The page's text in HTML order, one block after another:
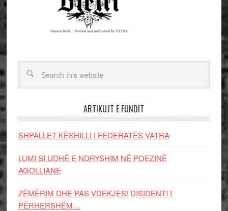
ARTIKUJT E FUNDIT
SHPALLET KËSHILLI I FEDERATËS VATRA
LUMI SI UDHË E NDRYSHIM NË POEZINË
AGOLLIANE
ZËMËRIM DHE PAS VDEKJES! DISIDENTI I
PËRHERSHËM…